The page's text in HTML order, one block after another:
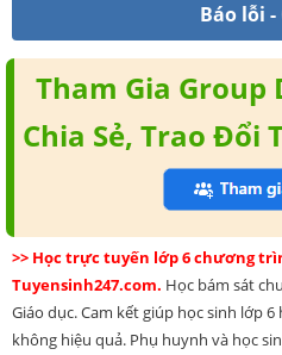
Báo lỗi -
Tham Gia Group
Chia Sẻ, Trao Đổi
>> Học trực tuyến lớp 6 chương
Tuyensinh247.com. Học bám sát
Giáo dục. Cam kết giúp học sinh lớp
không hiệu quả. Phụ huynh và học